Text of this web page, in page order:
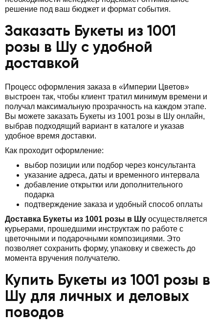
решение под ваш бюджет и формат события.
Заказать Букеты из 1001
розы в Шу с удобной
доставкой
Процесс оформления заказа в «Империи Цветов»
выстроен так, чтобы клиент тратил минимум времени и
получал максимальную прозрачность на каждом этапе.
Вы можете заказать Букеты из 1001 розы в Шу онлайн,
выбрав подходящий вариант в каталоге и указав
удобное время доставки.
Как проходит оформление:
выбор позиции или подбор через консультанта
указание адреса, даты и временного интервала
добавление открытки или дополнительного
подарка
подтверждение заказа и удобный способ оплаты
Доставка Букеты из 1001 розы в Шу осуществляется
курьерами, прошедшими инструктаж по работе с
цветочными и подарочными композициями. Это
позволяет сохранить форму, упаковку и свежесть до
момента вручения получателю.
Купить Букеты из 1001 розы в
Шу для личных и деловых
поводов